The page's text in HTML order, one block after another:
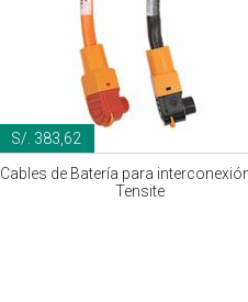
S/. 383,62
Cables de Batería para
Tensite